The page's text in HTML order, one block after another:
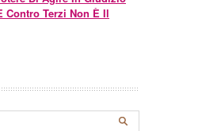
Contro Terzi Non È Il